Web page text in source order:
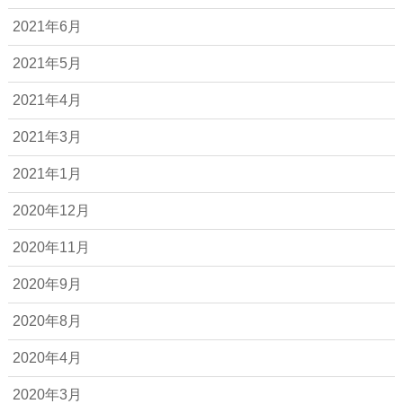
2021年6月
2021年5月
2021年4月
2021年3月
2021年1月
2020年12月
2020年11月
2020年9月
2020年8月
2020年4月
2020年3月